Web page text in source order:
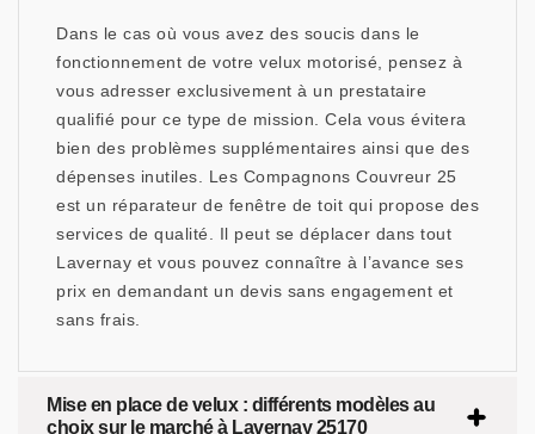
Dans le cas où vous avez des soucis dans le
fonctionnement de votre velux motorisé, pensez à
vous adresser exclusivement à un prestataire
qualifié pour ce type de mission. Cela vous évitera
bien des problèmes supplémentaires ainsi que des
dépenses inutiles. Les Compagnons Couvreur 25
est un réparateur de fenêtre de toit qui propose des
services de qualité. Il peut se déplacer dans tout
Lavernay et vous pouvez connaître à l’avance ses
prix en demandant un devis sans engagement et
sans frais.
Mise en place de velux : différents modèles au
choix sur le marché à Lavernay 25170